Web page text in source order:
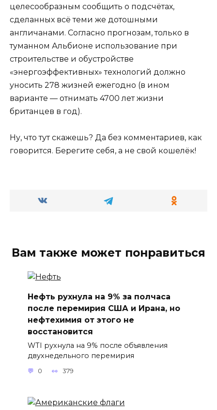
целесообразным сообщить о подсчётах,
сделанных всё теми же дотошными
англичанами. Согласно прогнозам, только в
туманном Альбионе использование при
строительстве и обустройстве
«энергоэффективных» технологий должно
уносить 278 жизней ежегодно (в ином
варианте — отнимать 4700 лет жизни
британцев в год).
Ну, что тут скажешь? Да без комментариев, как
говорится. Берегите себя, а не свой кошелёк!
Вам также может понравиться
Нефть рухнула на 9% за полчаса
после перемирия США и Ирана, но
нефтехимия от этого не
восстановится
WTI рухнула на 9% после объявления
двухнедельного перемирия
0 379